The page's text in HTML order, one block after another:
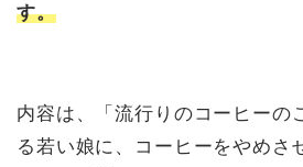
す。
内容は、「流行りのコーヒーの
る若い娘に、コーヒーをやめさ